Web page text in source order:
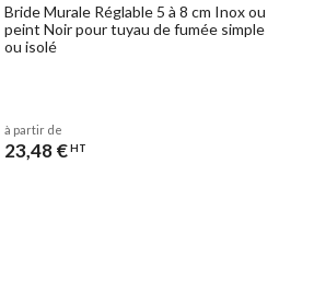
Bride Murale Réglable 5 à 8 cm Inox ou
peint Noir pour tuyau de fumée simple
ou isolé
à partir de
23,48 €HT